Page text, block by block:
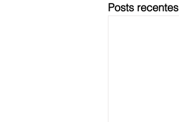
Posts recentes